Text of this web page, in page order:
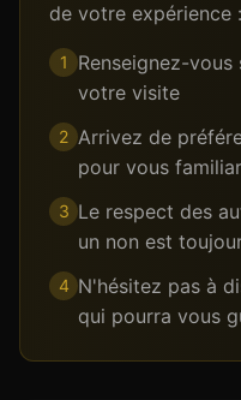
de votre expérience :
1
Renseignez-
votre visite
2 Arrivez de
pour vous
3 Le respect des
un non est
4 N'hésitez pas à
qui pourra vous